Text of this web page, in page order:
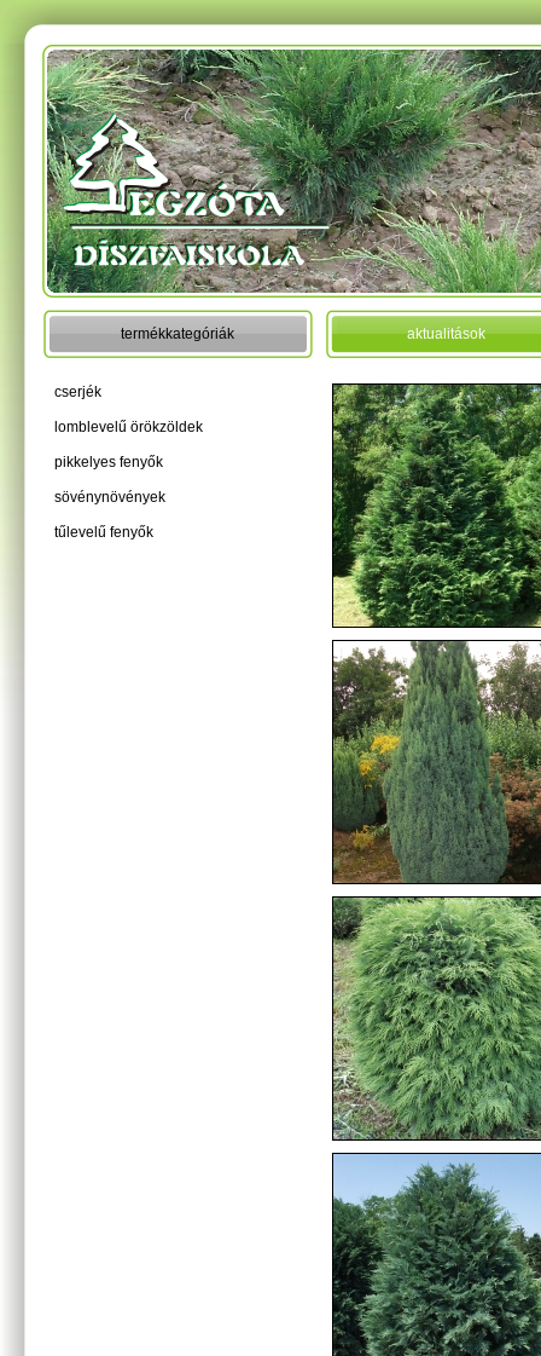
termékkategóriák
cserjék
lomblevelű örökzöldek
pikkelyes fenyők
sövénynövények
tűlevelű fenyők
aktualitások